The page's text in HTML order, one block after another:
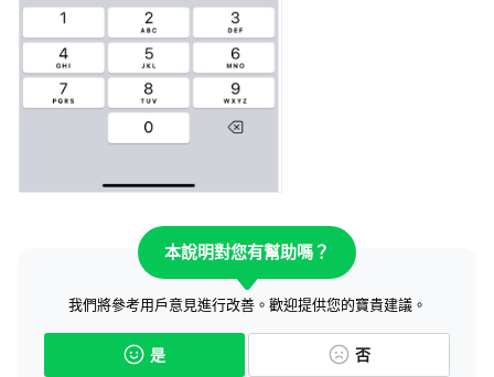
本說明對您有幫助嗎？
我們將參考用戶意見進行改善。歡迎提供您的寶貴建議。
是 否